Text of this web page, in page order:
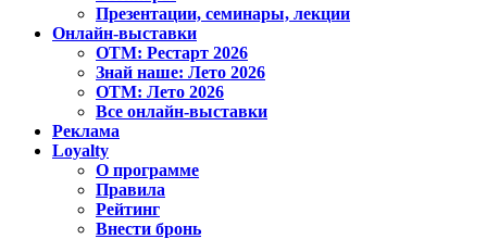
Презентации, семинары, лекции
Онлайн-выставки
OTM: Рестарт 2026
Знай наше: Лето 2026
OTM: Лето 2026
Все онлайн-выставки
Реклама
Loyalty
О программе
Правила
Рейтинг
Внести бронь